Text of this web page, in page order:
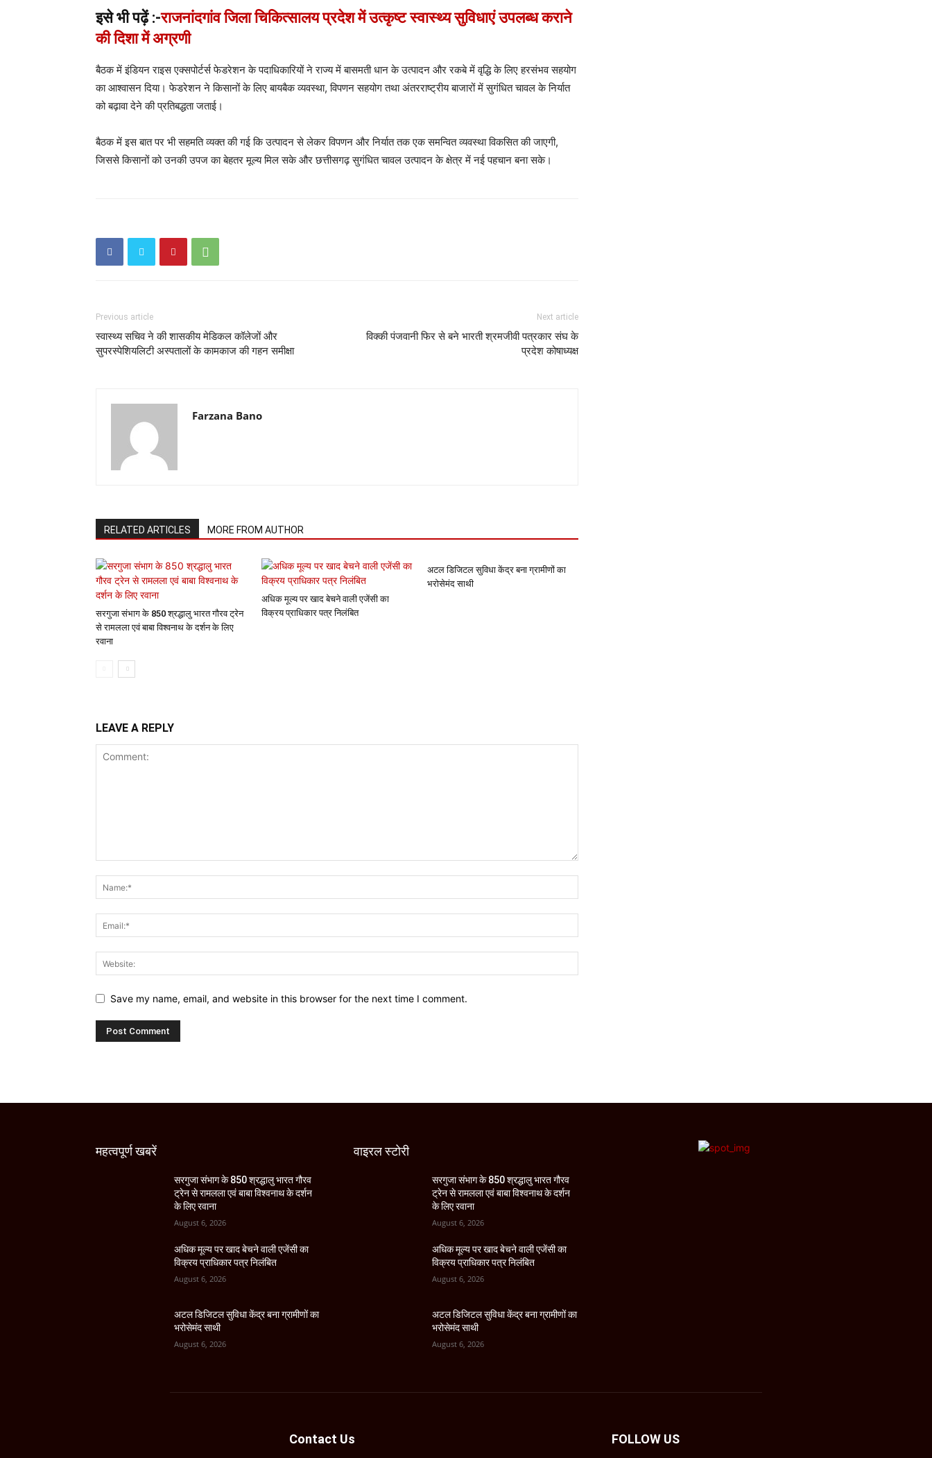
इसे भी पढ़ें :-राजनांदगांव जिला चिकित्सालय प्रदेश में उत्कृष्ट स्वास्थ्य सुविधाएं उपलब्ध कराने
की दिशा में अग्रणी
बैठक में इंडियन राइस एक्सपोर्टर्स फेडरेशन के पदाधिकारियों ने राज्य में बासमती धान के उत्पादन और रकबे में वृद्धि के लिए हरसंभव सहयोग
का आश्वासन दिया। फेडरेशन ने किसानों के लिए बायबैक व्यवस्था, विपणन सहयोग तथा अंतरराष्ट्रीय बाजारों में सुगंधित चावल के निर्यात
को बढ़ावा देने की प्रतिबद्धता जताई।
बैठक में इस बात पर भी सहमति व्यक्त की गई कि उत्पादन से लेकर विपणन और निर्यात तक एक समन्वित व्यवस्था विकसित की जाएगी,
जिससे किसानों को उनकी उपज का बेहतर मूल्य मिल सके और छत्तीसगढ़ सुगंधित चावल उत्पादन के क्षेत्र में नई पहचान बना सके।
Previous article
स्वास्थ्य सचिव ने की शासकीय मेडिकल कॉलेजों और
सुपरस्पेशियलिटी अस्पतालों के कामकाज की गहन समीक्षा
Next article
विक्की पंजवानी फिर से बने भारती श्रमजीवी पत्रकार संघ के
प्रदेश कोषाध्यक्ष
Farzana Bano
RELATED ARTICLES MORE FROM AUTHOR
सरगुजा संभाग के 850 श्रद्धालु भारत गौरव ट्रेन
से रामलला एवं बाबा विश्वनाथ के दर्शन के लिए
रवाना
अधिक मूल्य पर खाद बेचने वाली एजेंसी का
विक्रय प्राधिकार पत्र निलंबित
अटल डिजिटल सुविधा केंद्र बना ग्रामीणों का
भरोसेमंद साथी
LEAVE A REPLY
Save my name, email, and website in this browser for the next time I comment.
महत्वपूर्ण खबरें
सरगुजा संभाग के 850 श्रद्धालु भारत गौरव
ट्रेन से रामलला एवं बाबा विश्वनाथ के दर्शन
के लिए रवाना
August 6, 2026
अधिक मूल्य पर खाद बेचने वाली एजेंसी का
विक्रय प्राधिकार पत्र निलंबित
August 6, 2026
अटल डिजिटल सुविधा केंद्र बना ग्रामीणों का
भरोसेमंद साथी
August 6, 2026
वाइरल स्टोरी
सरगुजा संभाग के 850 श्रद्धालु भारत गौरव
ट्रेन से रामलला एवं बाबा विश्वनाथ के दर्शन
के लिए रवाना
August 6, 2026
अधिक मूल्य पर खाद बेचने वाली एजेंसी का
विक्रय प्राधिकार पत्र निलंबित
August 6, 2026
अटल डिजिटल सुविधा केंद्र बना ग्रामीणों का
भरोसेमंद साथी
August 6, 2026
Contact Us FOLLOW US